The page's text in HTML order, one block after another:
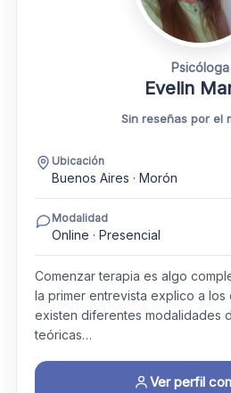
Psicóloga
Evelin
Sin reseñas por el
Ubicación
Buenos Aires · Morón
Modalidad
Online · Presencial
Comenzar terapia es algo
la primer entrevista explico a los
existen diferentes modalidades
teóricas…
Ver perfil